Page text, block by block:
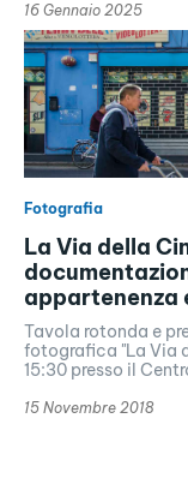
16 Gennaio 2025
Fotografia
La Via della
appartenenza
Tavola rotonda e
fotografica "La Via
15:30 presso il
15 Novembre 2018